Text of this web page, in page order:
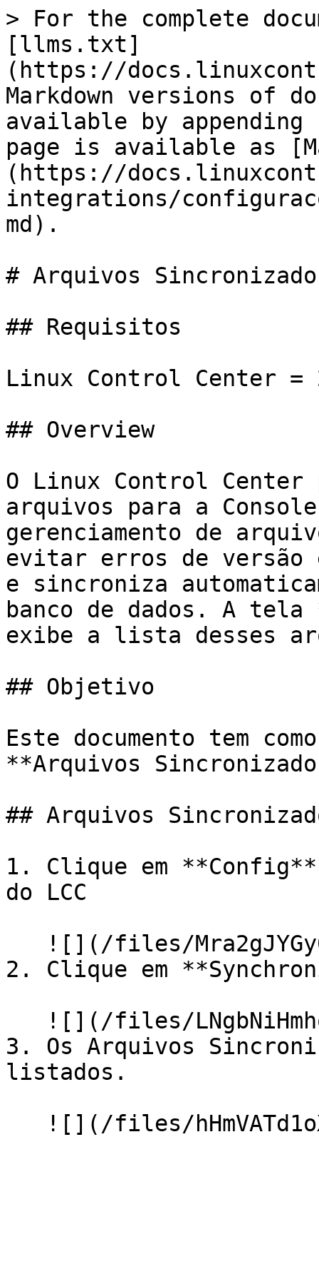
> For the complete
[llms.txt]
(https://
Markdown versions of
available by
page is available as
(https://
integrations/
md).
# Arquivos
## Requisitos
Linux Control Center =
## Overview
O Linux Control Center
arquivos para a
gerenciamento de
evitar erros de versão
e sincroniza
banco de dados. A
exibe a lista desses
## Objetivo
Este documento tem
**Arquivos
## Arquivos
1. Clique em
do LCC
2. Clique em
3. Os Arquivos
listados.